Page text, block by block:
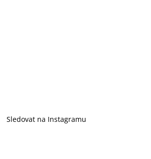
Sledovat na Instagramu